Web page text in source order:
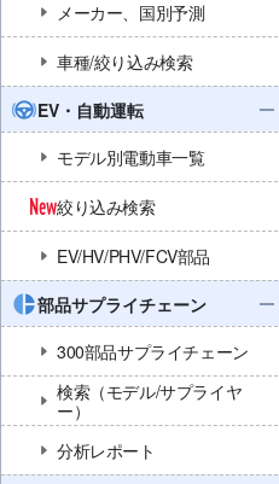
メーカー、国別予測
車種/絞り込み検索
EV・自動運転
モデル別電動車一覧
絞り込み検索
EV/HV/PHV/FCV部品
部品サプライチェーン
300部品サプライチェーン
検索（モデル/サプライヤ
ー）
分析レポート